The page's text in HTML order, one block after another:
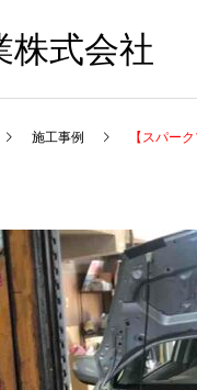
株式会社
施工事例 【スパー